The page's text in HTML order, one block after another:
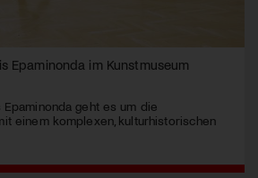
Epaminonda im Kunstmuseum
geht es um die
einem komplexen, kulturhistorischen